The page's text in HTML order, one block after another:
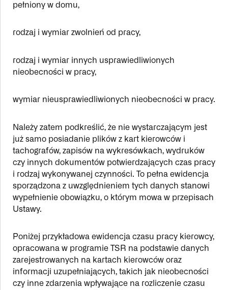
pełniony w domu,
rodzaj i wymiar zwolnień od pracy,
rodzaj i wymiar innych usprawiedliwionych
nieobecności w pracy,
wymiar nieusprawiedliwionych nieobecności w pracy.
Należy zatem podkreślić, że nie wystarczającym jest
już samo posiadanie plików z kart kierowców i
tachografów, zapisów na wykresówkach, wydruków
czy innych dokumentów potwierdzających czas pracy
i rodzaj wykonywanej czynności. To pełna ewidencja
sporządzona z uwzględnieniem tych danych stanowi
wypełnienie obowiązku, o którym mowa w przepisach
Ustawy.
Poniżej przykładowa ewidencja czasu pracy kierowcy,
opracowana w programie TSR na podstawie danych
zarejestrowanych na kartach kierowców oraz
informacji uzupełniających, takich jak nieobecności
czy inne zdarzenia wpływające na rozliczenie czasu